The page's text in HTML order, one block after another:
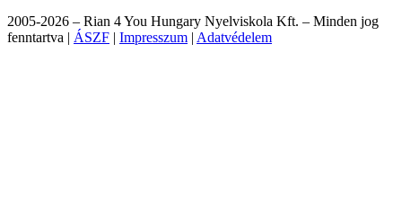
2005-2026 – Rian 4 You Hungary Nyelviskola Kft. – Minden jog
fenntartva | ÁSZF | Impresszum | Adatvédelem